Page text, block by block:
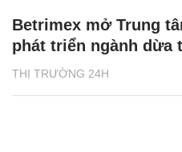
THỊ TRƯỜNG 24H
Betrimex mở Trung
phát triển ngành dừa